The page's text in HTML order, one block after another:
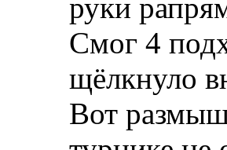
руки
Смог 4
щёлкнуло
Вот